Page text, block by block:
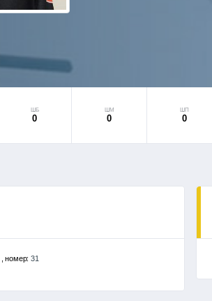
ШБ
0
ШМ
0
ШП
0
, номер: 31